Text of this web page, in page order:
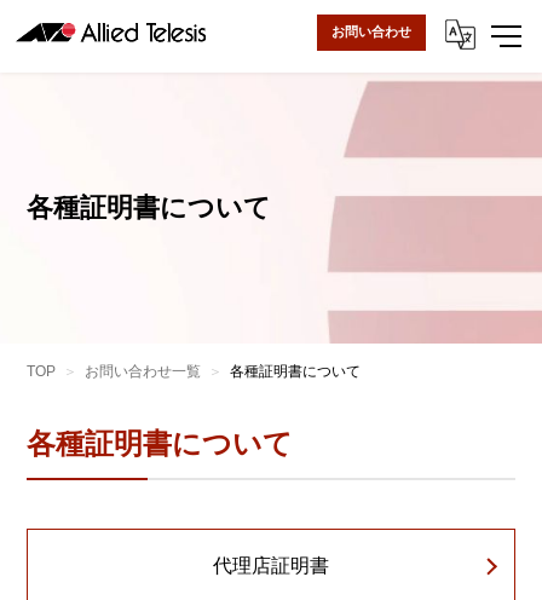
お問い合わせ
各種証明書について
TOP お問い合わせ一覧 各種証明書について
各種証明書について
代理店証明書